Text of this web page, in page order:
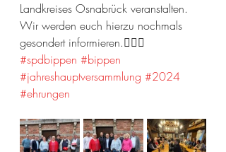
Landkreises Osnabrück veranstalten.
Wir werden euch hierzu nochmals
gesondert informieren.🙋🏼‍♂️
#spdbippen #bippen
#jahreshauptversammlung #2024
#ehrungen